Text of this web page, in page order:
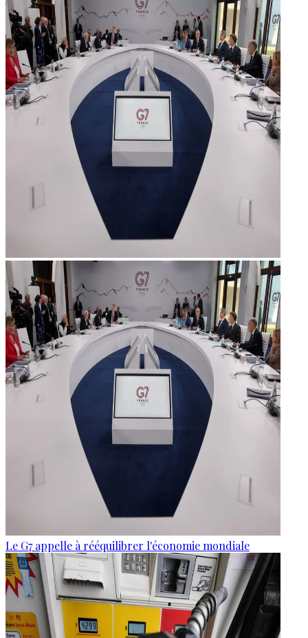
Le G7 appelle à rééquilibrer l'économie mondiale